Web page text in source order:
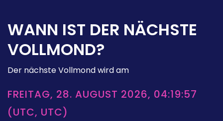
WANN IST DER NÄCHSTE
VOLLMOND?
Der nächste Vollmond wird am
FREITAG, 28. AUGUST 2026, 04:19:57
(UTC, UTC)